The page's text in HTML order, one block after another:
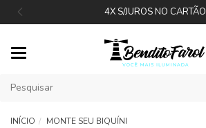
4X S/JUROS NO CARTÃO
INÍCIO MONTE SEU BIQUÍNI